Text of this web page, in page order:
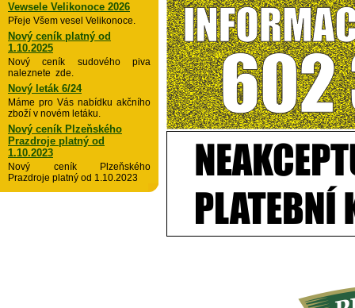
Vewsele Velikonoce 2026
Přeje Všem vesel Velikonoce.
Nový ceník platný od
1.10.2025
Nový ceník sudového piva
naleznete zde.
Nový leták 6/24
Máme pro Vás nabídku akčního
zboží v novém letáku.
Nový ceník Plzeňského
Prazdroje platný od
1.10.2023
Nový ceník Plzeňského
Prazdroje platný od 1.10.2023